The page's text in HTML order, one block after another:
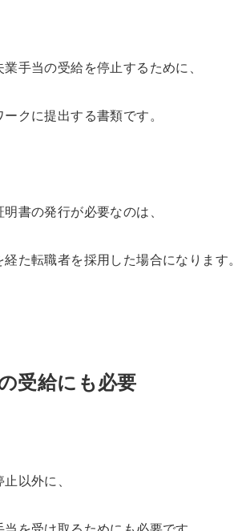
手当の受給を停止するために、
クに提出する書類です。
書の発行が必要なのは、
た転職者を採用した場合になります
受給にも必要
以外に、